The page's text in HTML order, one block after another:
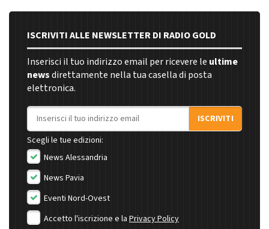
ISCRIVITI ALLE NEWSLETTER DI RADIO GOLD
Inserisci il tuo indirizzo email per ricevere le ultime
newsdirettamente nella tua casella di posta
elettronica.
Indirizzo email
ISCRIVITI
Scegli le tue edizioni:
News Alessandria
News Pavia
Eventi Nord-Ovest
Accetto l'iscrizione e la Privacy Policy